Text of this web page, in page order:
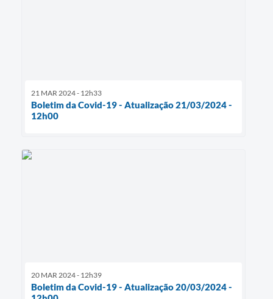
21 MAR 2024 - 12h33
Boletim da Covid-19 - Atualização 21/03/2024 -
12h00
20 MAR 2024 - 12h39
Boletim da Covid-19 - Atualização 20/03/2024 -